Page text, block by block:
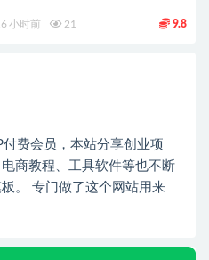
小时前 21 9.8
费会员，本站分享创业项
商教程、工具软件等也不断
。 专门做了这个网站用来